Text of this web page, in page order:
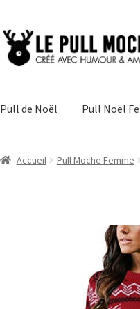
Aller
Aller
au
Pull de Noël Pull Noël
Accueil Pull Moche Femme